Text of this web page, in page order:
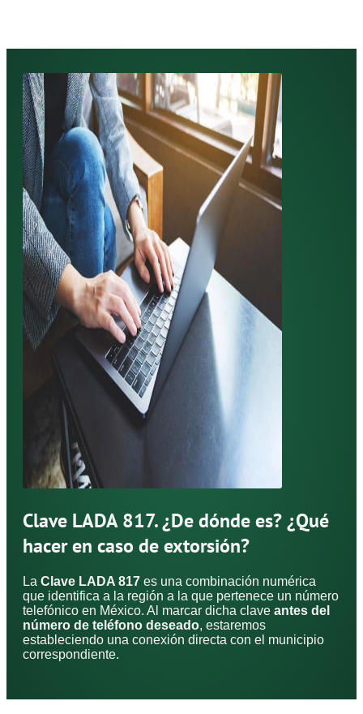
Clave LADA 817. ¿De dónde es? ¿Qué
hacer en caso de extorsión?
La Clave LADA 817 es una combinación numérica
que identifica a la región a la que pertenece un número
telefónico en México. Al marcar dicha clave antes del
número de teléfono deseado, estaremos
estableciendo una conexión directa con el municipio
correspondiente.